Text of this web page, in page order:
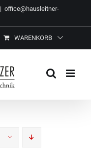
| office@hausleitner-
WARENKORB